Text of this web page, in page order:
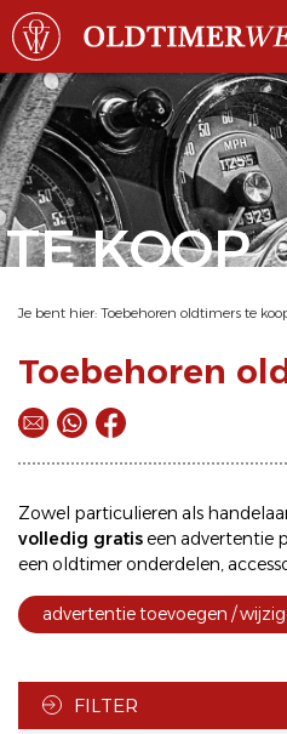
TE KOOP
Je bent hier: Toebehoren oldtimers te
Toebehoren
Zowel particulieren als
volledig gratis een advertentie
een oldtimer onderdelen,
advertentie toevoegen /
FILTER